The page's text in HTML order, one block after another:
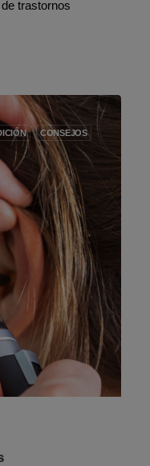
trastornos
CONSEJOS